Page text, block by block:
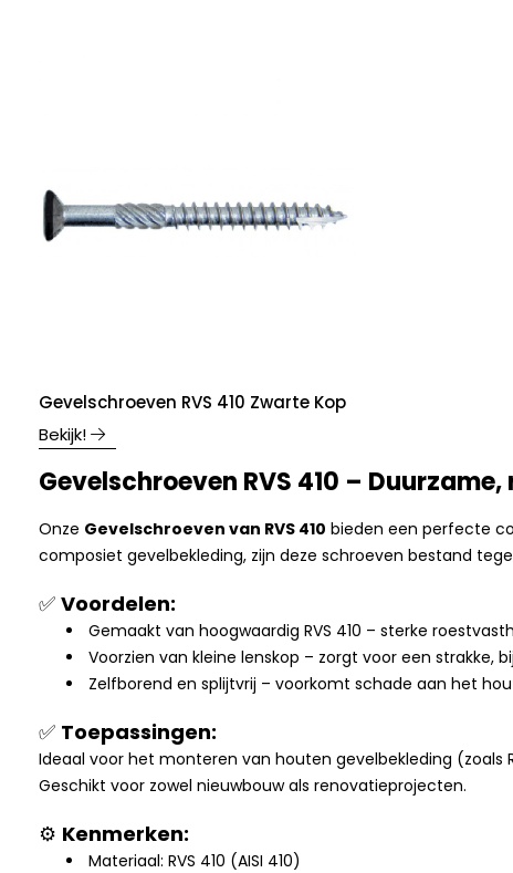
Gevelschroeven RVS 410 Zwarte Kop
Bekijk!
Gevelschroeven RVS 410 –
Onze Gevelschroeven van RVS 410 bieden een perfecte
composiet gevelbekleding, zijn deze schroeven bestand
✅ Voordelen:
Gemaakt van hoogwaardig RVS 410 – sterke
Voorzien van kleine lenskop – zorgt voor een strakke,
Zelfborend en splijtvrij – voorkomt schade aan het
✅ Toepassingen:
Ideaal voor het monteren van houten gevelbekleding (zoals
Geschikt voor zowel nieuwbouw als renovatieprojecten.
⚙️ Kenmerken:
Materiaal: RVS 410 (AISI 410)